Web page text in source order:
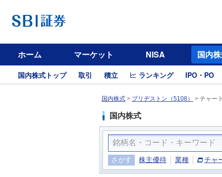
ホーム マーケット NISA 国内
国内株式トップ 取引 積立 ランキング IPO・PO
国内株式 > ブリヂストン（5108） > チャー
国内株式
さがす 株主優待 業種 チャ